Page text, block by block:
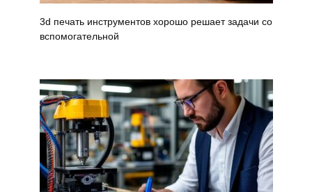
3d печать инструментов хорошо решает задачи со
вспомогательной